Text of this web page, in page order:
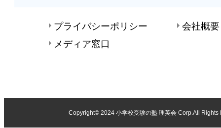
プライバシーポリシー
会社概要
メディア窓口
Copyright© 2024 小学校受験の塾 理英会Corp.All Rights